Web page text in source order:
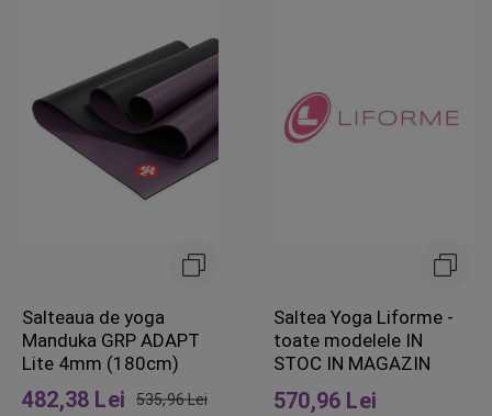
Salteaua de yoga
Manduka GRP ADAPT
Lite 4mm (180cm)
482,38 Lei 535,96 Lei
Saltea Yoga Liforme -
toate modelele IN
STOC IN MAGAZIN
570,96 Lei